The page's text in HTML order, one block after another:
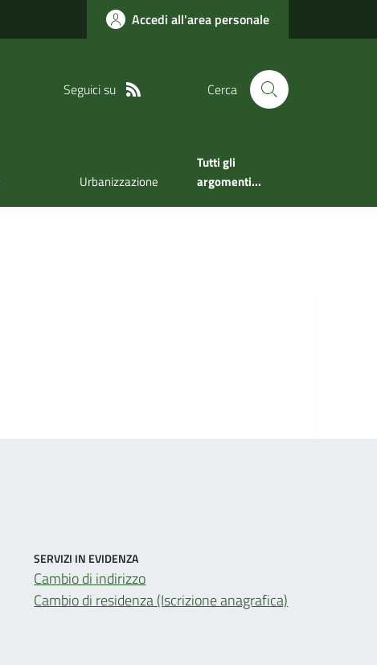
Accedi all'area personale
Seguici su Cerca
Urbanizzazione
Tutti gli
argomenti...
SERVIZI IN EVIDENZA
Cambio di indirizzo
Cambio di residenza (Iscrizione anagrafica)